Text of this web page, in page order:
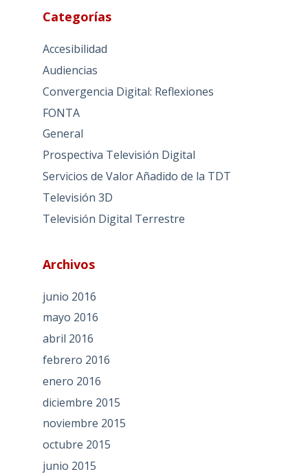
Categorías
Accesibilidad
Audiencias
Convergencia Digital: Reflexiones
FONTA
General
Prospectiva Televisión Digital
Servicios de Valor Añadido de la TDT
Televisión 3D
Televisión Digital Terrestre
Archivos
junio 2016
mayo 2016
abril 2016
febrero 2016
enero 2016
diciembre 2015
noviembre 2015
octubre 2015
junio 2015